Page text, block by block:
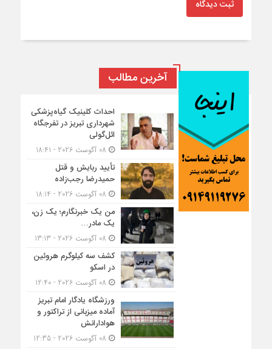
ثبت دیدگاه
آخرین مطالب
احداث کلینیک گیاه‌پزشکی
شهرداری تبریز در تفرجگاه
ائل‌گولی
تأیید ربایش و قتل
حمیدرضا رجب‌زاده
من یک خبرنگارم؛ یک زن،
یک مادر…
کشف سه کیلوگرم هروئین
در اسکو
ورزشگاه یادگار امام تبریز
آماده میزبانی از تراکتور و
هوادارانش